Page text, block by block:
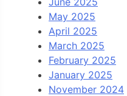
May 2025
April 2025
March 2025
February 2025
January 2025
November 2024